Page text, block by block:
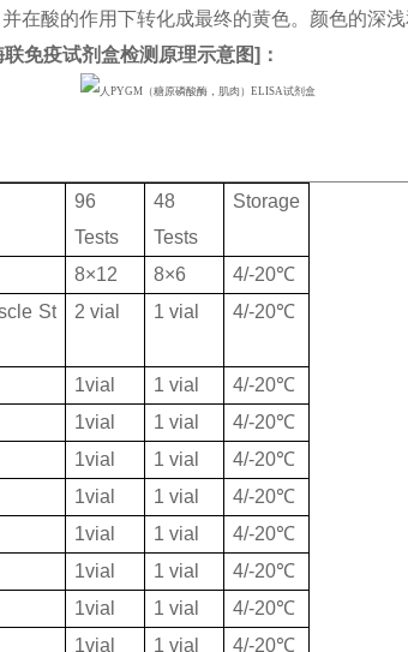
在酸的作用下转化成最终的黄色。颜色的深浅
联免疫试剂盒检测原理示意图] ：
96
Tests
48
Tests
Storage
8×12 8×6
4/-20℃
St
2 vial 1 vial 4/-20℃
1vial 1 vial
4/-20℃
1vial 1 vial
4/-20℃
1vial 1 vial
4/-20℃
1vial 1 vial
4/-20℃
1vial 1 vial
4/-20℃
1vial 1 vial
4/-20℃
1vial 1 vial
4/-20℃
1vial 1 vial
4/-20℃